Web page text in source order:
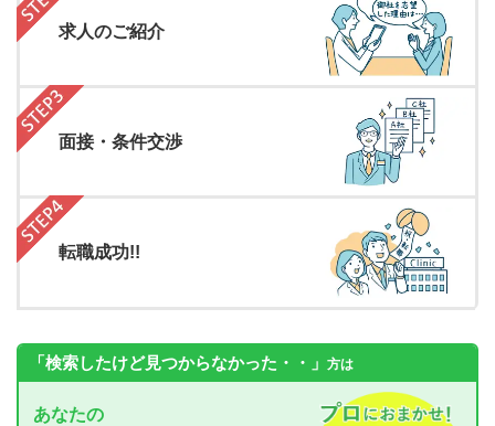
求人のご紹介
面接・条件交渉
転職成功!!
「検索したけど見つからなかった・・」 方は
あなたの